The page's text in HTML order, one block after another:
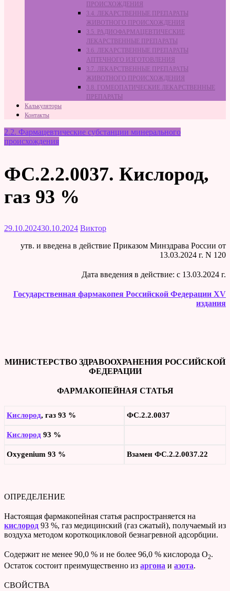
ПРОИСХОЖДЕНИЯ
3.4. ЛЕКАРСТВЕННЫЕ ПРЕПАРАТЫ
ЖИВОТНОГО ПРОИСХОЖДЕНИЯ
3.5. РАДИОФАРМАЦЕВТИЧЕСКИЕ
ЛЕКАРСТВЕННЫЕ ПРЕПАРАТЫ
3.6. ЛЕКАРСТВЕННЫЕ ПРЕПАРАТЫ
АПТЕЧНОГО ИЗГОТОВЛЕНИЯ
3.7. ЛЕКАРСТВЕННЫЕ ПРЕПАРАТЫ
ЖИВОТНОГО ПРОИСХОЖДЕНИЯ
3.8. ГОМЕОПАТИЧЕСКИЕ ЛЕКАРСТВЕННЫЕ
ПРЕПАРАТЫ
Калькуляторы
Контакты
2.2. Фармацевтические субстанции минерального
происхождения
ФС.2.2.0037. Кислород,
газ 93 %
29.10.202430.10.2024 Виктор
утв. и введена в действие Приказом Минздрава России от
13.03.2024 г. N 120
Дата введения в действие: c 13.03.2024 г.
Государственная фармакопея Российской Федерации XV
издания
МИНИСТЕРСТВО ЗДРАВООХРАНЕНИЯ РОССИЙСКОЙ
ФЕДЕРАЦИИ
ФАРМАКОПЕЙНАЯ СТАТЬЯ
Кислород, газ 93 % ФС.2.2.0037
Кислород 93 %
Oxygenium 93 % Взамен ФС.2.2.0037.22
ОПРЕДЕЛЕНИЕ
Настоящая фармакопейная статья распространяется на
кислород 93 %, газ медицинский (газ сжатый), получаемый из
воздуха методом короткоцикловой безнагревной адсорбции.
Содержит не менее 90,0 % и не более 96,0 % кислорода О2.
Остаток состоит преимущественно из аргона и азота.
СВОЙСТВА